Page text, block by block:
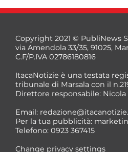
Copyright 2021 © PubliNews
via Amendola 33/35, 91025,
C.F/P.IVA 02786180816
ItacaNotizie è una testata
tribunale di Marsala con il
Direttore responsabile:
Email:
Per la tua pubblicità:
Telefono: 0923 367415
Change privacy settings